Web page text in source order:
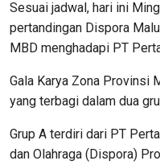
Sesuai jadwal, hari ini
pertandingan Dispora
MBD menghadapi PT
Gala Karya Zona Provinsi
yang terbagi dalam dua
Grup A terdiri dari PT
dan Olahraga (Dispora)